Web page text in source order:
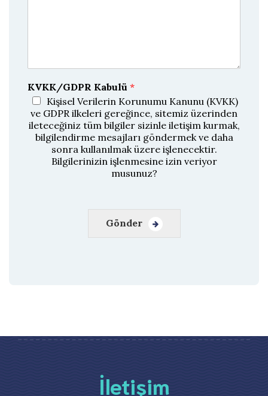
o
u
a
KVKK/GDPR Kabulü *
Kişisel Verilerin Korunumu Kanunu (KVKK)
ve GDPR ilkeleri gereğince, sitemiz üzerinden
ileteceğiniz tüm bilgiler sizinle iletişim kurmak,
bilgilendirme mesajları göndermek ve daha
sonra kullanılmak üzere işlenecektir.
Bilgilerinizin işlenmesine izin veriyor
musunuz?
Gönder
İletişim